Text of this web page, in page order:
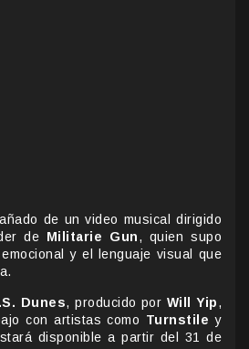
de un video musical dirigido
de Militarie Gun, quien supo
y el lenguaje visual que
Dunes, producido por Will Yip,
con artistas como Turnstile y
disponible a partir del 31 de